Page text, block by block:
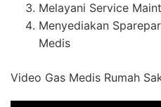
Melayani Service
Menyediakan
Medis
Video Gas Medis Rumah